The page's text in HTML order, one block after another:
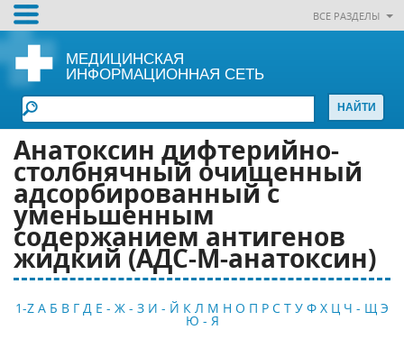
ВСЕ РАЗДЕЛЫ
МЕДИЦИНСКАЯ
ИНФОРМАЦИОННАЯ СЕТЬ
Анатоксин дифтерийно-
столбнячный очищенный
адсорбированный c
уменьшенным
содержанием антигенов
жидкий (АДС-М-анатоксин)
1-Z А Б В Г Д Е - Ж - З И - Й К Л М Н О П Р С Т У Ф Х Ц Ч - Щ Э
Ю - Я